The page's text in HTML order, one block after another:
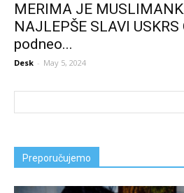
MERIMA JE
NAJLEPŠE SLAVI
podneo...
Desk - May 5, 2024
Preporučujemo